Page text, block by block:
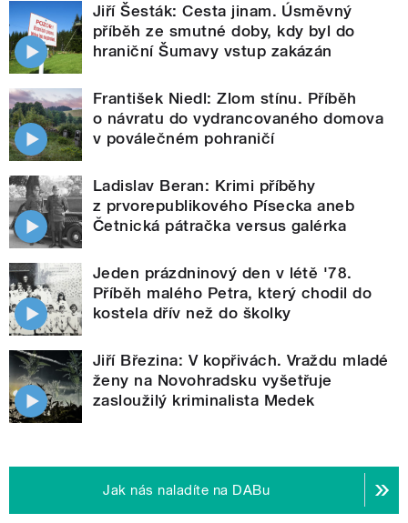
Jiří Šesták: Cesta jinam. Úsměvný
příběh ze smutné doby, kdy byl do
hraniční Šumavy vstup zakázán
František Niedl: Zlom stínu. Příběh
o návratu do vydrancovaného domova
v poválečném pohraničí
Ladislav Beran: Krimi příběhy
z prvorepublikového Písecka aneb
Četnická pátračka versus galérka
Jeden prázdninový den v létě '78.
Příběh malého Petra, který chodil do
kostela dřív než do školky
Jiří Březina: V kopřivách. Vraždu mladé
ženy na Novohradsku vyšetřuje
zasloužilý kriminalista Medek
Jak nás naladíte na DABu